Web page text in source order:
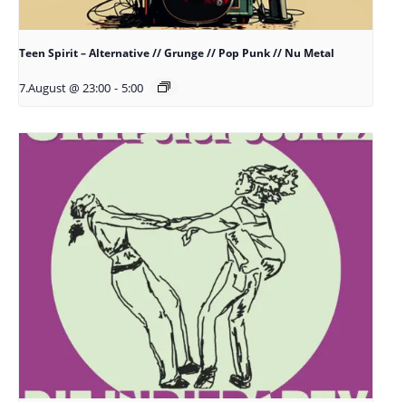
Teen Spirit – Alternative // Grunge // Pop Punk // Nu Metal
7.August @ 23:00 - 5:00